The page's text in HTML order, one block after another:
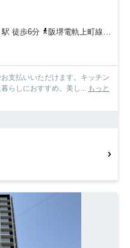
徒歩6分
阪堺電軌上町線「姫松」駅 徒歩6分
支払いいただけます。キッチン
らしにおすすめ。美し... もっと